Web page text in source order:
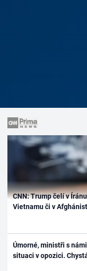
CNN: Trump čelí v
Vietnamu či v
Úmorné, ministři s
situaci v opozici.